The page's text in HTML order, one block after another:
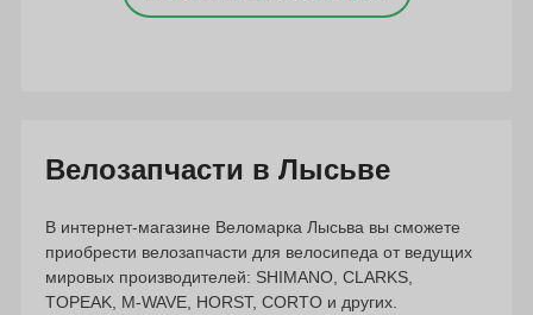
Велозапчасти в Лысьве
В интернет-магазине Веломарка Лысьва вы сможете
приобрести велозапчасти для велосипеда от ведущих
мировых производителей: SHIMANO, CLARKS,
TOPEAK, M-WAVE, HORST, CORTO и других.